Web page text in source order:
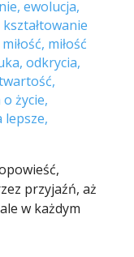
,ewolucja,
kształtowanie
miłość, miłość
,odkrycia,
,
życie,
lepsze,
przyjaźń, aż
w każdym